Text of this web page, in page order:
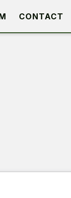
CONTACT